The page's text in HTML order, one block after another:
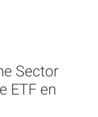
Sector
ETF en